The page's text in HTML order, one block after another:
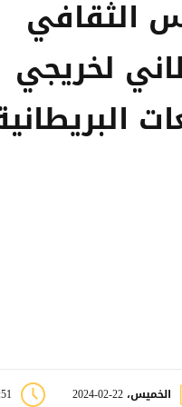
الثقافي
لخريجي
الخميس، 22-02-2024